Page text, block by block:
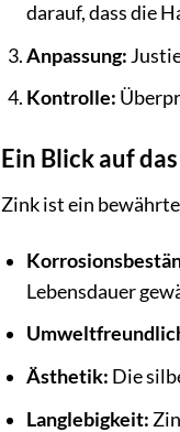
darauf, dass die
Anpassung:
Kontrolle:
Ein Blick auf
Zink ist ein
Lebensdauer
Ästhetik: Die
Langlebigkeit: